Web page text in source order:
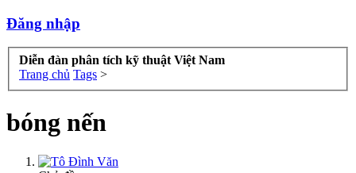
Đăng nhập
Diễn đàn phân tích kỹ thuật Việt Nam
Trang chủ Tags >
bóng nến